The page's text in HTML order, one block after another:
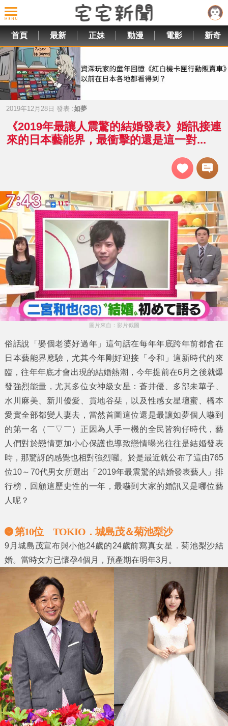
首頁 最新 正妹 動漫 電影 新奇
2019年12月28日 發表 :如夢
《2019年最讓人震驚的結婚發表》婚訊接連
來的日本藝能界，最衝擊的還是這一對...
圖片來自：影片截圖
俗話說「娶個老婆好過年」這句話在每年年底跨年前都會在
日本藝能界應驗，尤其今年剛好迎接「令和」這新時代的來
臨，往年年底才會出現的結婚熱潮，今年提前在6月之後就爆
發強烈能量，尤其多位女神級女星：蒼井優、多部未華子、
水川麻美、新川優愛、貫地谷栞，以及性感女星壇蜜、橋本
愛實全部都變人妻去，當然首圖這位還是最讓如夢個人嚇到
的第一名（￣▽￣）正因為人手一機的全民皆狗仔時代，藝
人們對於戀情更加小心保護也導致戀情曝光往往是結婚發表
時，那驚訝的感覺也相對強烈囉。於是最近就公布了這由765
位10～70代男女所選出「2019年最震驚的結婚發表藝人」排
行榜，回顧這歷史性的一年，最嚇到大家的婚訊又是哪位藝
人呢？
第10位 TOKIO．城島茂＆菊池梨沙
9月城島茂宣布與小他24歲的24歲前寫真女星．菊池梨沙結
婚。當時女方已懷孕4個月，預產期在明年3月。